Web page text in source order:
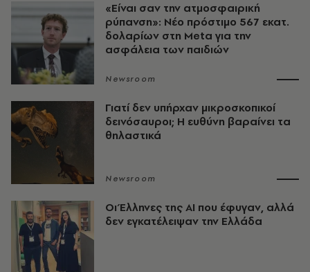
«Είναι σαν την ατμοσφαιρική
ρύπανση»: Νέο πρόστιμο 567 εκατ.
δολαρίων στη Meta για την
ασφάλεια των παιδιών
Newsroom
Γιατί δεν υπήρχαν μικροσκοπικοί
δεινόσαυροι; Η ευθύνη βαραίνει τα
θηλαστικά
Newsroom
Οι Έλληνες της ΑΙ που έφυγαν, αλλά
δεν εγκατέλειψαν την Ελλάδα